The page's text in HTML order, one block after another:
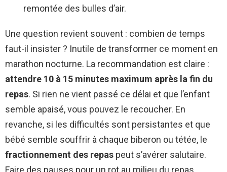
remontée des bulles d’air.
Une question revient souvent : combien de temps
faut-il insister ? Inutile de transformer ce moment en
marathon nocturne. La recommandation est claire :
attendre 10 à 15 minutes maximum après la fin du
repas. Si rien ne vient passé ce délai et que l’enfant
semble apaisé, vous pouvez le recoucher. En
revanche, si les difficultés sont persistantes et que
bébé semble souffrir à chaque biberon ou tétée, le
fractionnement des repas peut s’avérer salutaire.
Faire des pauses pour un rot au milieu du repas